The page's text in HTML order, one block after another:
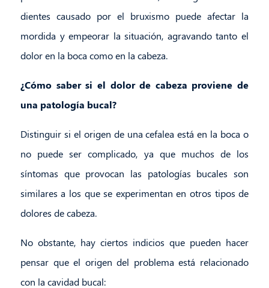
dientes causado por el bruxismo puede afectar la
mordida y empeorar la situación, agravando tanto el
dolor en la boca como en la cabeza.
¿Cómo saber si el dolor de cabeza proviene de
una patología bucal?
Distinguir si el origen de una cefalea está en la boca o
no puede ser complicado, ya que muchos de los
síntomas que provocan las patologías bucales son
similares a los que se experimentan en otros tipos de
dolores de cabeza.
No obstante, hay ciertos indicios que pueden hacer
pensar que el origen del problema está relacionado
con la cavidad bucal: